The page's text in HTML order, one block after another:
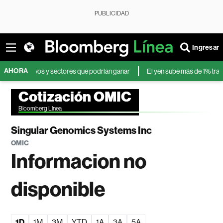
PUBLICIDAD
Ingresar
AHORAy sectores que podrían ganar El yen sube más de 1% tras
Cotización OMIC
Bloomberg Línea
Singular Genomics Systems Inc
OMIC
Informacion no
disponible